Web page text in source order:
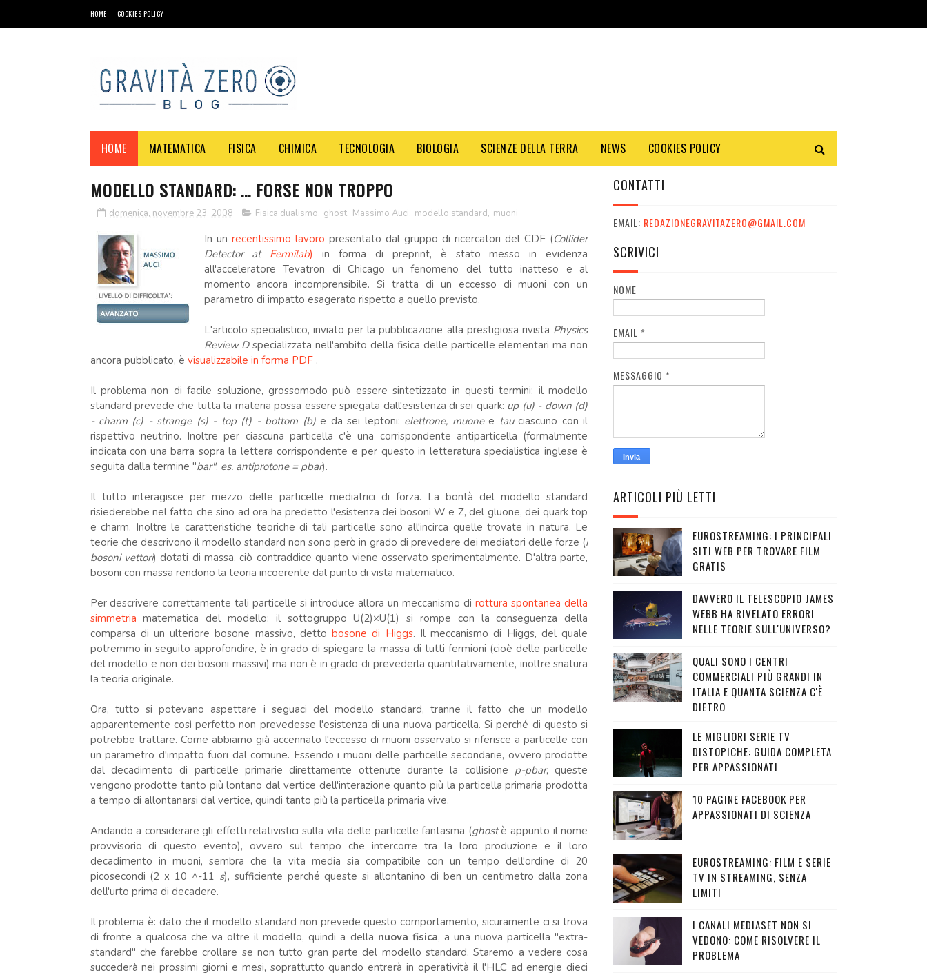
HOME COOKIES POLICY
HOME MATEMATICA FISICA CHIMICA TECNOLOGIA BIOLOGIA SCIENZE DELLA TERRA NEWS COOKIES POLICY
MODELLO STANDARD: ... FORSE NON TROPPO
domenica, novembre 23, 2008 Fisica dualismo, ghost, Massimo Auci, modello standard, muoni
In un recentissimo lavoro presentato dal gruppo di ricercatori del CDF (Collider
Detector at Fermilab)
in forma di preprint, è stato messo in evidenza
all'acceleratore Tevatron di Chicago un fenomeno del tutto inatteso e al
momento ancora incomprensibile. Si tratta di un eccesso di muoni con un
parametro di impatto esagerato rispetto a quello previsto.
L'articolo specialistico, inviato per la pubblicazione alla prestigiosa rivista Physics
Review Dspecializzata nell'ambito della fisica delle particelle elementari ma non
ancora pubblicato, è visualizzabile in forma PDF .
Il problema non di facile soluzione, grossomodo può essere sintetizzato in questi termini: il modello
standard prevede che tutta la materia possa essere spiegata dall'esistenza di sei quark: up (u) - down (d)
- charm (c) - strange (s) - top (t) - bottom (b)e da sei leptoni: elettrone, muonee tauciascuno con il
rispettivo neutrino. Inoltre per ciascuna particella c'è una corrispondente antiparticella (formalmente
indicata con una barra sopra la lettera corrispondente e per questo in letteratura specialistica inglese è
seguita dalla termine "bar": es. antiprotone = pbar).
Il tutto interagisce per mezzo delle particelle mediatrici di forza. La bontà del modello standard
risiederebbe nel fatto che sino ad ora ha predetto l'esistenza dei bosoni W e Z, del gluone, dei quark top
e charm. Inoltre le caratteristiche teoriche di tali particelle sono all'incirca quelle trovate in natura. Le
teorie che descrivono il modello standard non sono però in grado di prevedere dei mediatori delle forze (i
bosoni vettori) dotati di massa, ciò contraddice quanto viene osservato sperimentalmente. D'altra parte,
bosoni con massa rendono la teoria incoerente dal punto di vista matematico.
Per descrivere correttamente tali particelle si introduce allora un meccanismo dirottura spontanea della
simmetria matematica del modello: il sottogruppo U(2)×U(1) si rompe con la conseguenza della
comparsa di un ulteriore bosone massivo, dettobosone di Higgs. Il meccanismo di Higgs, del quale
potremmo in seguito approfondire, è in grado di spiegare la massa di tutti fermioni (cioè delle particelle
del modello e non dei bosoni massivi) ma non è in grado di prevederla quantitativamente, inoltre snatura
la teoria originale.
Ora, tutto si potevano aspettare i seguaci del modello standard, tranne il fatto che un modello
apparentemente così perfetto non prevedesse l'esistenza di una nuova particella. Si perché di questo si
potrebbe trattare. Come abbiamo già accennato l'eccesso di muoni osservato si riferisce a particelle con
un parametro d'impatto fuori dal comune. Essendo i muoni delle particelle secondarie, ovvero prodotte
dal decadimento di particelle primarie direttamente ottenute durante la collisione p-pbar, queste
vengono prodotte tanto più lontano dal vertice dell'interazione quanto più la particella primaria prodotta
a tempo di allontanarsi dal vertice, quindi tanto più la particella primaria vive.
Andando a considerare gli effetti relativistici sulla vita delle particelle fantasma (ghostè appunto il nome
provvisorio di questo evento), ovvero sul tempo che intercorre tra la loro produzione e il loro
decadimento in muoni, sembra che la vita media sia compatibile con un tempo dell'ordine di 20
picosecondi (2 x 10 ^-11 s), sufficiente perché queste si allontanino di ben un centimetro dalla zona
dell'urto prima di decadere.
Il problema è: dato che il modello standard non prevede questo comportamento, sicuramente ci si trova
di fronte a qualcosa che va oltre il modello, quindi a della nuova fisica, a una nuova particella "extra-
standard" che farebbe crollare se non tutto gran parte del modello standard. Staremo a vedere cosa
succederà nei prossimi giorni e mesi, soprattutto quando entrerà in operatività il l'HLC ad energie dieci
CONTATTI
EMAIL: REDAZIONEGRAVITAZERO@GMAIL.COM
SCRIVICI
NOME
EMAIL *
MESSAGGIO *
ARTICOLI PIÙ LETTI
EUROSTREAMING: I PRINCIPALI
SITI WEB PER TROVARE FILM
GRATIS
DAVVERO IL TELESCOPIO JAMES
WEBB HA RIVELATO ERRORI
NELLE TEORIE SULL'UNIVERSO?
QUALI SONO I CENTRI
COMMERCIALI PIÙ GRANDI IN
ITALIA E QUANTA SCIENZA C'È
DIETRO
LE MIGLIORI SERIE TV
DISTOPICHE: GUIDA COMPLETA
PER APPASSIONATI
10 PAGINE FACEBOOK PER
APPASSIONATI DI SCIENZA
EUROSTREAMING: FILM E SERIE
TV IN STREAMING, SENZA
LIMITI
I CANALI MEDIASET NON SI
VEDONO: COME RISOLVERE IL
PROBLEMA